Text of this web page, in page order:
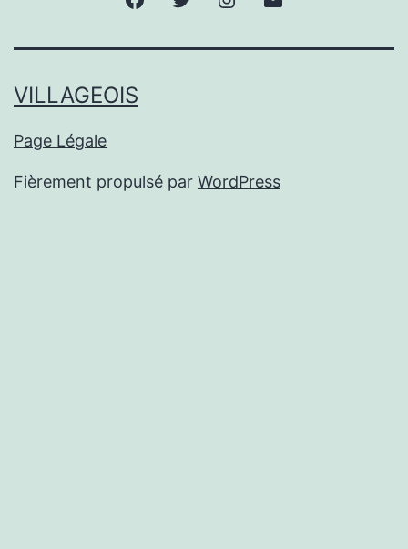
VILLAGEOIS
Page Légale
Fièrement propulsé par WordPress